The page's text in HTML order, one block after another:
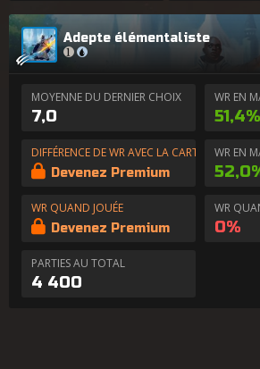
Adepte élémentaliste
MOYENNE DU DERNIER CHOIX
7,0
WR EN
51,4%
DIFFÉRENCE DE WR AVEC LA CARTE EN MAIN
Devenez Premium
WR EN
WR QUAND JOUÉE
Devenez Premium
WR
0%
PARTIES AU TOTAL
4 400